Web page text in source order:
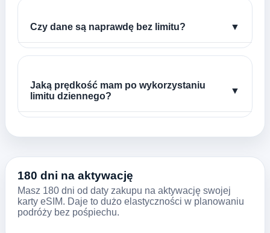
Czy dane są naprawdę bez limitu? ▼
Jaką prędkość mam po wykorzystaniu
limitu dziennego?
▼
180 dni na aktywację
Masz 180 dni od daty zakupu na aktywację swojej
karty eSIM. Daje to dużo elastyczności w planowaniu
podróży bez pośpiechu.